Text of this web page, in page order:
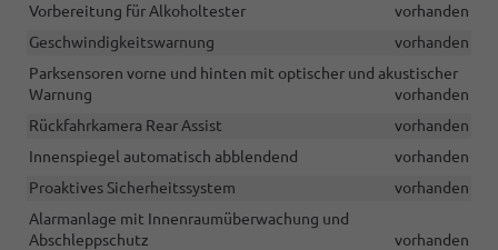
Vorbereitung für Alkoholtester
vorhanden
Geschwindigkeitswarnung
vorhanden
Parksensoren vorne und hinten mit optischer und akustischer
Warnung
vorhanden
Rückfahrkamera Rear Assist
vorhanden
Innenspiegel automatisch abblendend
vorhanden
Proaktives Sicherheitssystem
vorhanden
Alarmanlage mit Innenraumüberwachung und
Abschleppschutz
vorhanden